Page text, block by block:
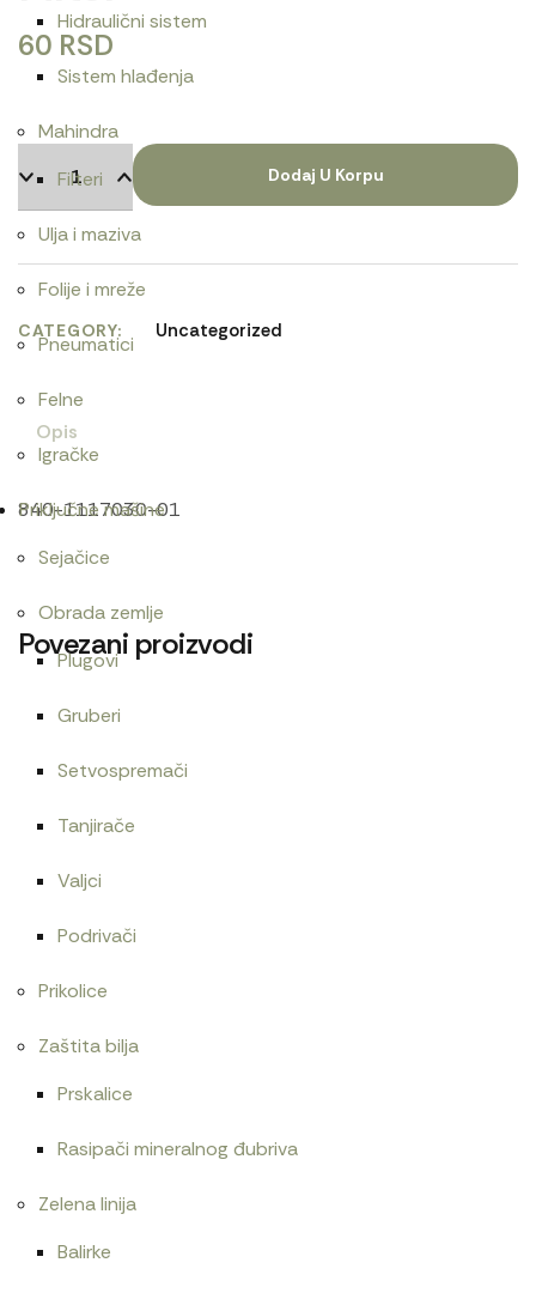
Hidraulični sistem
Sistem hlađenja
Mahindra
Filteri
Ulja i maziva
Folije i mreže
Pneumatici
Felne
Igračke
Priključne mašine
Sejačice
Obrada zemlje
Plugovi
Gruberi
Setvospremači
Tanjirače
Valjci
Podrivači
Prikolice
Zaštita bilja
Prskalice
Rasipači mineralnog đubriva
Zelena linija
Balirke
60 RSD
Dodaj U Korpu
CATEGORY Uncategorized
Opis
840-1117030-01
Povezani proizvodi
Cev 30×350